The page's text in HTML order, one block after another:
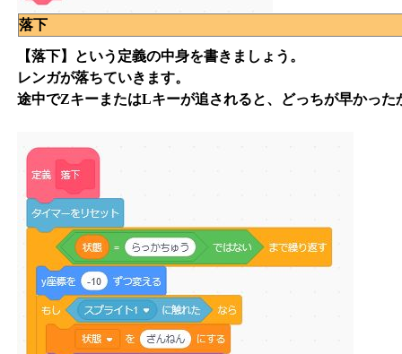
落下
【落下】という定義の中身を書きましょう。
レンガが落ちていきます。
途中でZキーまたはLキーが追されると、どっちが早かった